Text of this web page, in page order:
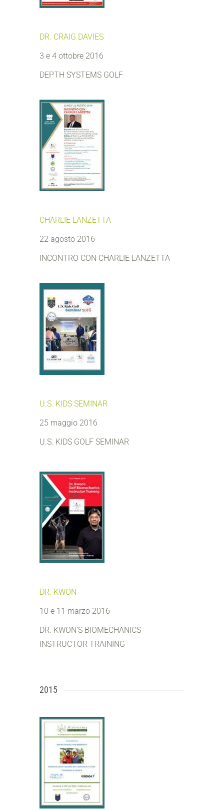
DR. CRAIG DAVIES
3 e 4 ottobre 2016
DEPTH SYSTEMS GOLF
CHARLIE LANZETTA
22 agosto 2016
INCONTRO CON CHARLIE LANZETTA
U.S. KIDS SEMINAR
25 maggio 2016
U.S. KIDS GOLF SEMINAR
DR. KWON
10 e 11 marzo 2016
DR. KWON’S BIOMECHANICS
INSTRUCTOR TRAINING
2015